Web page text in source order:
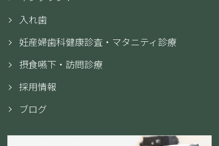
入れ歯
妊産婦歯科健康診査・マタニティ診療
摂食嚥下・訪問診療
採用情報
ブログ